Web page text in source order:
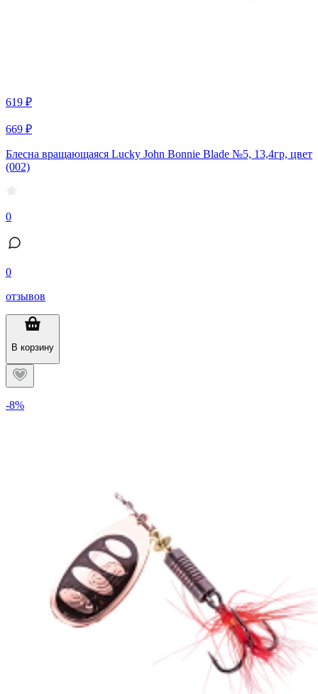
619 ₽
669 ₽
Блесна вращающаяся Lucky John Bonnie Blade №5, 13,4гр, цвет
(002)
0
0
отзывов
В корзину
-8%